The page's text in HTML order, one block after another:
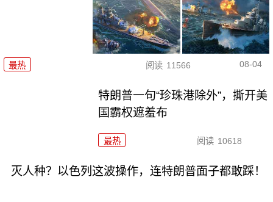
最热 阅读 11566 08-04
特朗普一句“珍珠港除外”，撕开美
国霸权遮羞布
最热 阅读 10618
灭人种？以色列这波操作，连特朗普面子都敢踩！